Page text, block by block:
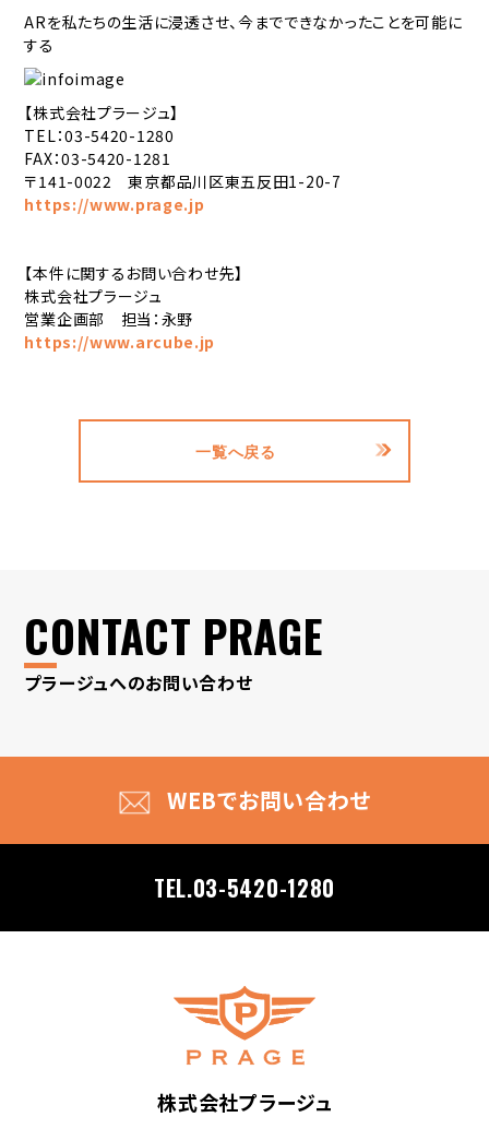
ARを私たちの生活に浸透させ、今までできなかったことを可能に
する
【株式会社プラージュ】
TEL：03-5420-1280
FAX：03-5420-1281
〒141-0022 東京都品川区東五反田1-20-7
https://www.prage.jp
【本件に関するお問い合わせ先】
株式会社プラージュ
営業企画部 担当：永野
https://www.arcube.jp
一覧へ戻る
CONTACT PRAGE
プラージュへのお問い合わせ
WEBでお問い合わせ
TEL.03-5420-1280
株式会社プラージュ